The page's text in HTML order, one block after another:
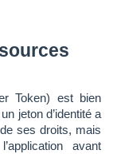
Token) est bien
jeton d’identité a
ses droits, mais
avant